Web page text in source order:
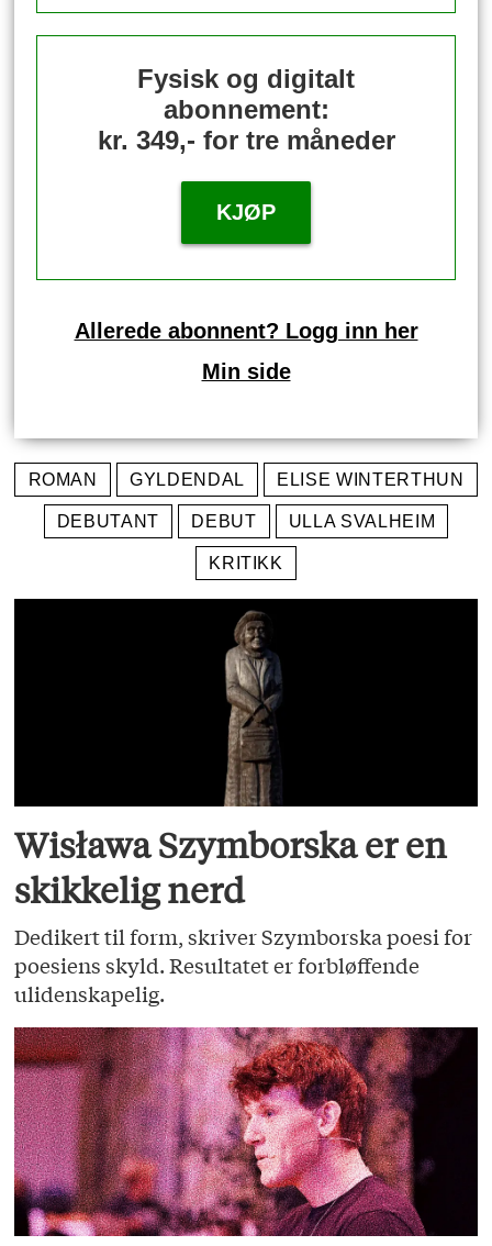
Fysisk og digitalt
abonnement:
kr. 349,- for tre måneder
KJØP
Allerede abonnent? Logg inn her
Min side
ROMAN GYLDENDAL ELISE WINTERTHUN
DEBUTANT DEBUT ULLA SVALHEIM
KRITIKK
Wisława Szymborska er en
skikkelig nerd
Dedikert til form, skriver Szymborska poesi for
poesiens skyld. Resultatet er forbløffende
ulidenskapelig.